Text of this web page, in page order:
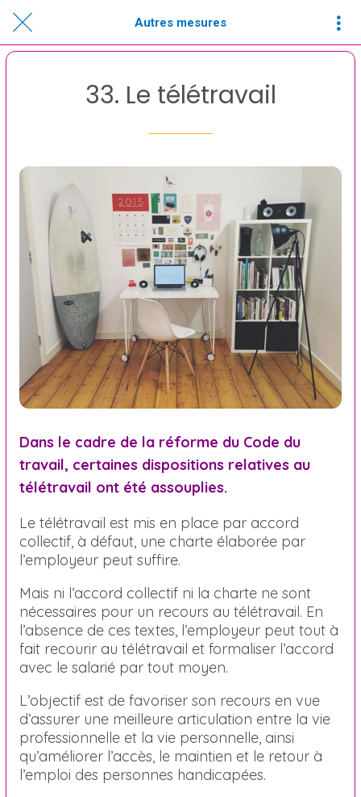
Autres mesures
33. Le télétravail
Dans le cadre de la réforme du Code du
travail, certaines dispositions relatives au
télétravail ont été assouplies.
Le télétravail est mis en place par accord
collectif, à défaut, une charte élaborée par
l’employeur peut suffire.
Mais ni l’accord collectif ni la charte ne sont
nécessaires pour un recours au télétravail. En
l’absence de ces textes, l’employeur peut tout à
fait recourir au télétravail et formaliser l’accord
avec le salarié par tout moyen.
L’objectif est de favoriser son recours en vue
d’assurer une meilleure articulation entre la vie
professionnelle et la vie personnelle, ainsi
qu’améliorer l’accès, le maintien et le retour à
l’emploi des personnes handicapées.